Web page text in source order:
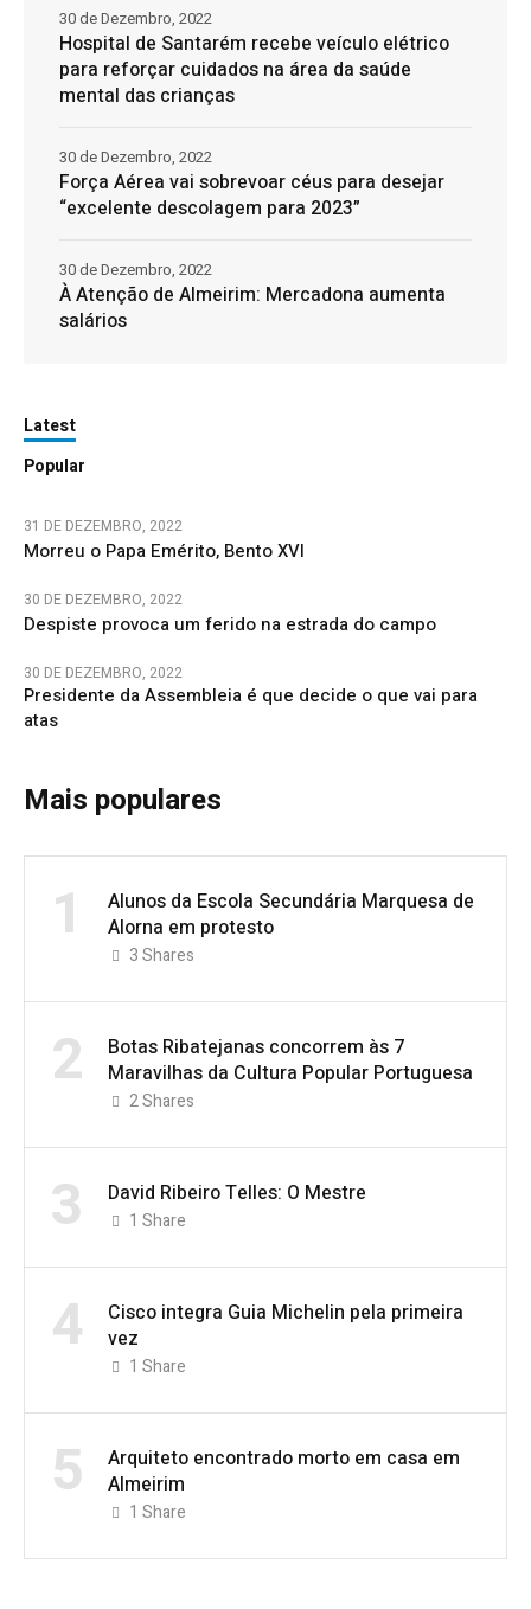
Hospital de Santarém recebe veículo elétrico
para reforçar cuidados na área da saúde
mental das crianças
30 de Dezembro, 2022
Força Aérea vai sobrevoar céus para desejar
“excelente descolagem para 2023”
30 de Dezembro, 2022
À Atenção de Almeirim: Mercadona aumenta
salários
30 de Dezembro, 2022
Latest
Popular
31 DE DEZEMBRO, 2022
Morreu o Papa Emérito, Bento XVI
30 DE DEZEMBRO, 2022
Despiste provoca um ferido na estrada do campo
30 DE DEZEMBRO, 2022
Presidente da Assembleia é que decide o que vai para
atas
Mais populares
1
Alunos da Escola Secundária Marquesa de
Alorna em protesto
3Shares
2
Botas Ribatejanas concorrem às 7
Maravilhas da Cultura Popular Portuguesa
2Shares
3 David Ribeiro Telles: O Mestre
1 Share
4
Cisco integra Guia Michelin pela primeira
vez
1 Share
5
Arquiteto encontrado morto em casa em
Almeirim
1 Share